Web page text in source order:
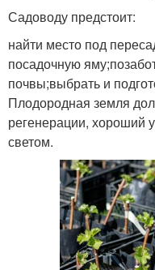
Садоводу предстоит:
найти место под
посадочную
почвы;выбрать и
Плодородная земля
регенерации, хороший
светом.